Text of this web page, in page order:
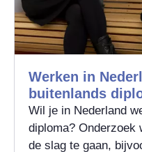
Werken in
buitenlands
Wil je in Nederland
diploma? Onderzoek
de slag te gaan,